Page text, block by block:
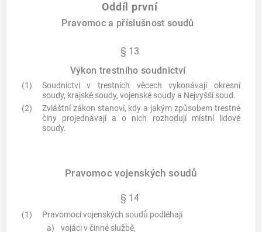
Oddíl první
Pravomoc a příslušnost soudů
§ 13
Výkon trestního soudnictví
(1)
Soudnictví v trestních věcech vykonávají okresní
soudy, krajské soudy, vojenské soudy a Nejvyšší soud.
(2)
Zvláštní zákon stanoví, kdy a jakým způsobem trestné
činy projednávají a o nich rozhodují místní lidové
soudy.
Pravomoc vojenských soudů
§ 14
(1)
Pravomoci vojenských soudů podléhají
a)
vojáci v činné službě,